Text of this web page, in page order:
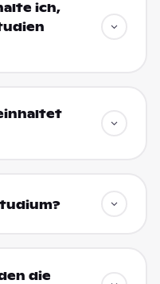
ich,
die